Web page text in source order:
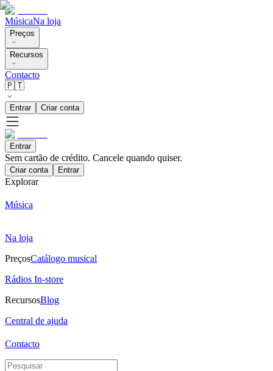
MúsicaNa loja
Preços
Recursos
Contacto
🇵🇹
Entrar Criar conta
Entrar
Sem cartão de crédito. Cancele quando quiser.
Criar conta Entrar
Explorar
Música
Na loja
PreçosCatálogo musical
Rádios In-store
RecursosBlog
Central de ajuda
Contacto